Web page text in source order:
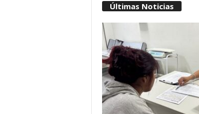
Últimas Noticias